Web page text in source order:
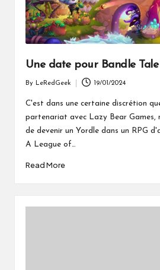
Une date pour Bandle Tale
Posted
by
By LeRedGeek 19/01/2024
C'est dans une certaine discrétion
partenariat avec Lazy Bear Games,
de devenir un Yordle dans un RPG
A League of…
Read More